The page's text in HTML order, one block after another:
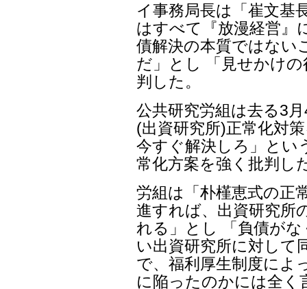
イ事務局長は「崔文基
はすべて『放漫経営』
債解決の本質ではない
だ」とし 「見せかけ
判した。
公共研究労組は去る3
(出資研究所)正常化対
今すぐ解決しろ」とい
常化方案を強く批判し
労組は「朴槿恵式の正
進すれば、出資研究所
れる」とし 「負債が
い出資研究所に対して
で、福利厚生制度によ
に陥ったのかには全く